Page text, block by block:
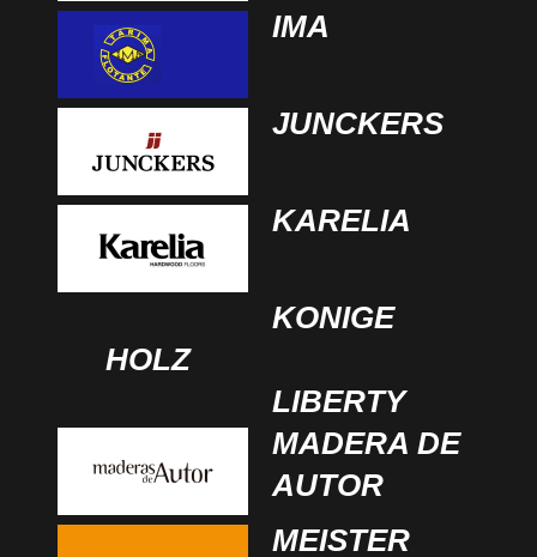
IMA
JUNCKERS
KARELIA
KONIGE
HOLZ
LIBERTY
MADERA DE
AUTOR
MEISTER